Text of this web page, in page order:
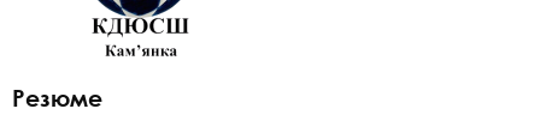
Резюме